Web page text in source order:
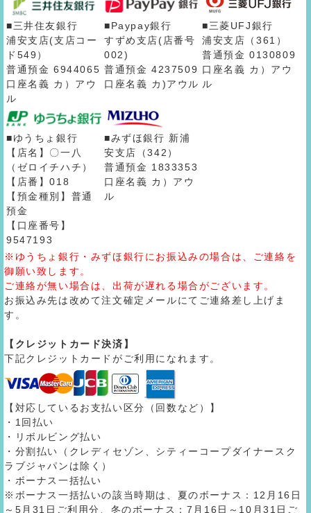
■三井住友銀行
浦安支店(支店コー
ド549）
普通預金 6944065
口座名義 カ）アウ
ル
■Paypay銀行
すずめ支店(店番号
002)
普通預金 4237509
口座名義 カ)アウル
■三菱UFJ銀行
浦安支店（361）
普通預金 0130809
口座名義 カ）アウ
ル
■ゆうちょ銀行
【店名】〇一八
（ゼロイチハチ）
【店番】018
【預金種別】普通
預金
【口座番号】
9547193
■みずほ銀行 新浦
安支店（342）
普通預金 1833353
口座名義 カ）アウ
ル
※ゆうちょ銀行・みずほ銀行にお振込みの場合は、ご連絡を
御願い致します。
ご連絡が無い場合は、出荷が遅れる場合がございます。
お振込み先は改めて注文確定メールにてご連絡差し上げま
す。
【クレジットカード決済】
下記クレジットカードがご利用になれます。
【対応しているお支払い区分（回数など）】
・1回払い
・リボルビング払い
・分割払い（クレディセゾン、シティーコープダイナースク
ラブジャパンは除く）
・ボーナス一括払い
※ボーナス一括払いの該当時期は、夏のボーナス：12月16日
～5月31日ご利用分、冬のボーナス：7月16日～10月31日ご